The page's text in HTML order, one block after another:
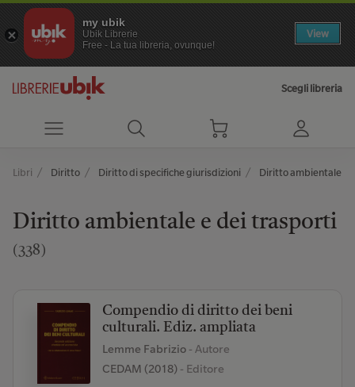
my ubik
Ubik Librerie
Free - La tua libreria, ovunque!
View
Scegli libreria
Libri Diritto Diritto di specifiche giurisdizioni Diritto ambientale e
Diritto ambientale e dei trasporti
(338)
Compendio di diritto dei beni
culturali. Ediz. ampliata
Lemme Fabrizio - Autore
CEDAM (2018)- Editore